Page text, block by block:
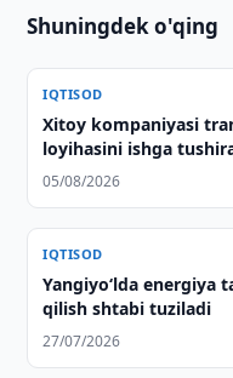
Shuningdek o'qing
IQTISOD
Xitoy kompaniyasi
loyihasini ishga
05/08/2026
IQTISOD
Yangiyo‘lda energiya
qilish shtabi tuziladi
27/07/2026